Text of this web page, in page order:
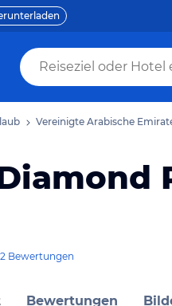
Vereinigte Arabische
2 Bewertungen
Bewertungen